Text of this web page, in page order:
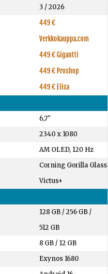
3 / 2026
449 €
Verkkokauppa.com
449 € Gigantti
449 € Proshop
449 € Elisa
6,7"
2340 x 1080
AM OLED, 120 Hz
Corning Gorilla Glass
Victus+
128 GB /256 GB /
512 GB
8 GB / 12 GB
Exynos 1680